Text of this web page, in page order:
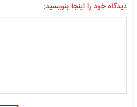
دیدگاه خود را اینجا بنویسید: